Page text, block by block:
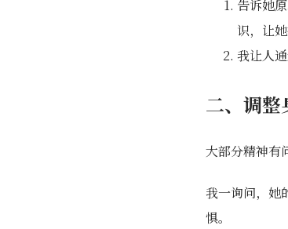
告诉她
识，让
我让人
二、调整
大部分精神有
我一询问，她
惧。